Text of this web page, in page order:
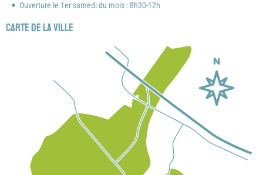
Ouverture le 1er samedi du mois : 8h30-12h
Carte de la ville